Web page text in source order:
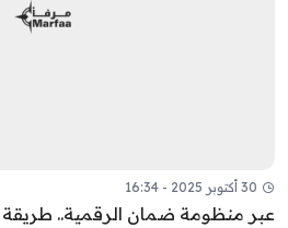
30 أكتوبر 2025 - 16:34
عبر منظومة ضمان الرقمية.. طريقة